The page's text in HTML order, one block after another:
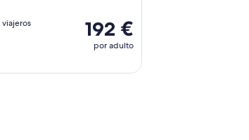
192 €
por adulto